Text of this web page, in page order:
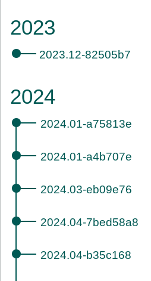
2023
2023.12-82505b7
2024
2024.01-a75813e
2024.01-a4b707e
2024.03-eb09e76
2024.04-7bed58a8
2024.04-b35c168